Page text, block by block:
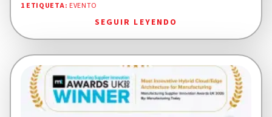
1 ETIQUETA: EVENTO
SEGUIR LEYENDO